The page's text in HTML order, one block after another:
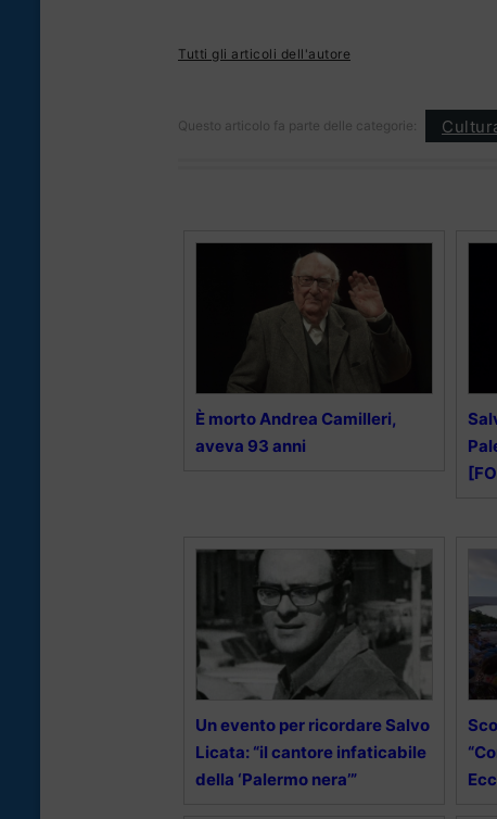
Tutti gli articoli dell'autore
Questo articolo fa parte delle categorie:
È morto Andrea Camilleri,
aveva 93 anni
Un evento per ricordare Salvo
Licata: “il cantore infaticabile
della ‘Palermo nera’”